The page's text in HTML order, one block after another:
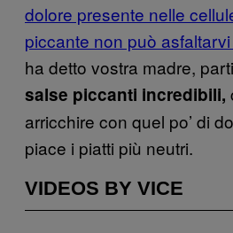
dolore presente nelle
piccante non può
ha detto vostra madre,
salse piccanti incredibili,
arricchire con quel po’ di
piace i piatti più neutri.
VIDEOS BY VICE